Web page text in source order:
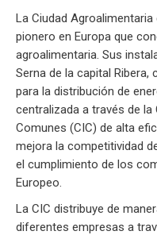
La Ciudad
pionero en Europa que
agroalimentaria. Sus
Serna de la capital
para la distribución de
centralizada a través de
Comunes (CIC) de alta
mejora la competitividad
el cumplimiento de los
Europeo.
La CIC distribuye de
diferentes empresas a